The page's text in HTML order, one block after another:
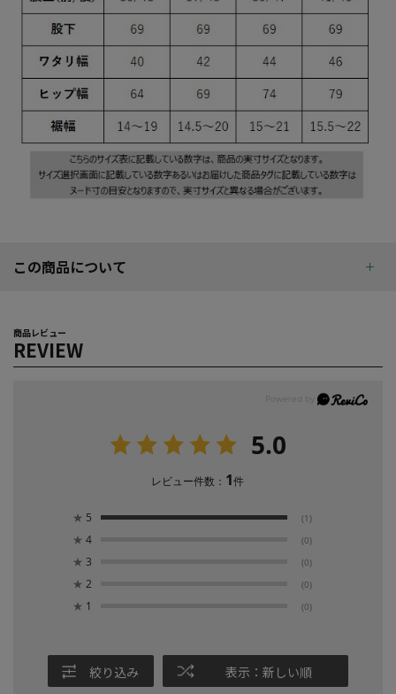
この商品について
商品レビュー
REVIEW
5.0
レビュー件数： 1件
★ 5 (1)
★ 4 (0)
★ 3 (0)
★ 2 (0)
★ 1 (0)
絞り込み 表示：新しい順